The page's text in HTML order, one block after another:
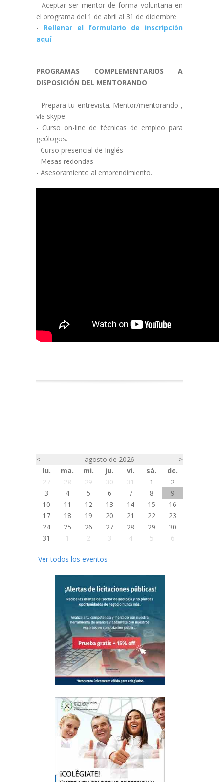
- Aceptar ser mentor de forma voluntaria en
el programa del 1 de abril al 31 de diciembre
- Rellenar el formulario de inscripción
aquí
PROGRAMAS COMPLEMENTARIOS A
DISPOSICIÓN DEL MENTORANDO
- Prepara tu entrevista. Mentor/mentorando ,
vía skype
- Curso on-line de técnicas de empleo para
geólogos.
- Curso presencial de Inglés
- Mesas redondas
- Asesoramiento al emprendimiento.
< agosto de 2026
>
lu.
ma. mi. ju. vi. sá.
do.
27
28 29 30 31 1
2
3
4 5 6 7 8
9
10
11 12 13 14 15
16
17
18 19 20 21 22
23
24
25 26 27 28 29
30
31
1 2 3 4 5 6
Ver todos los eventos